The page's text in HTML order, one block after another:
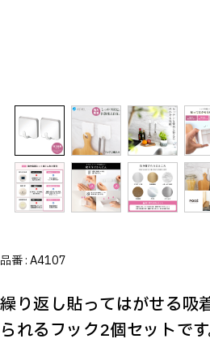
品番 :A4107
繰り返し貼ってはがせる吸
られるフック2個セットです